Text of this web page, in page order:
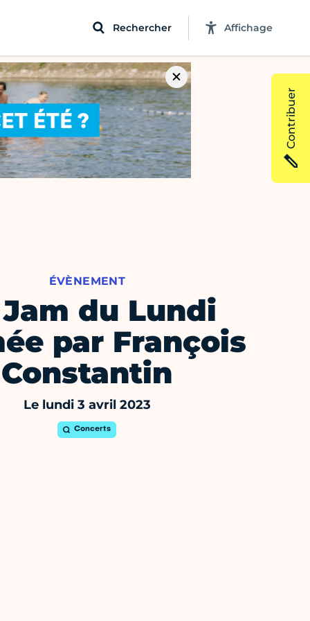
Rechercher Affichage
ÉVÈNEMENT
du Lundi
par François
Constantin
Le lundi 3 avril 2023
Concerts
Contribuer